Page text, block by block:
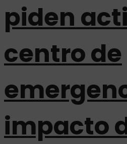
piden
centro de
impacto